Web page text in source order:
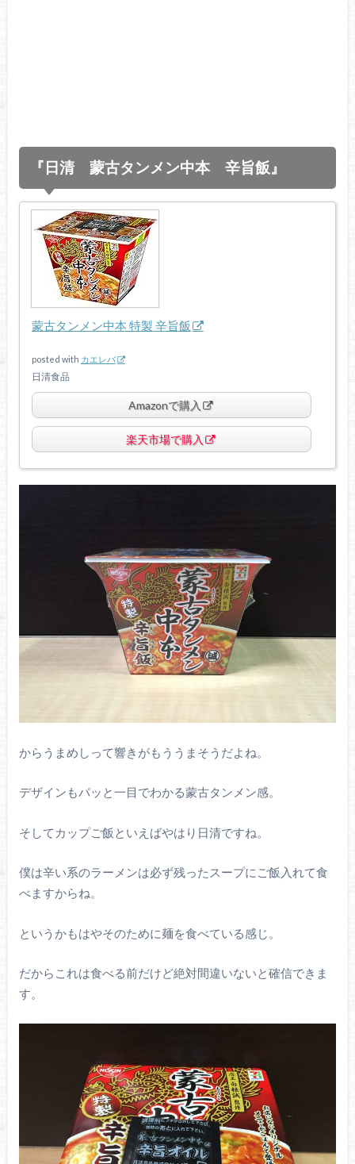
『日清 蒙古タンメン中本 辛旨飯』
蒙古タンメン中本 特製 辛旨飯
posted with カエレバ
日清食品
Amazonで購入
楽天市場で購入
からうまめしって響きがもううまそうだよね。
デザインもパッと一目でわかる蒙古タンメン感。
そしてカップご飯といえばやはり日清ですね。
僕は辛い系のラーメンは必ず残ったスープにご飯入れて食
べますからね。
というかもはやそのために麺を食べている感じ。
だからこれは食べる前だけど絶対間違いないと確信できま
す。